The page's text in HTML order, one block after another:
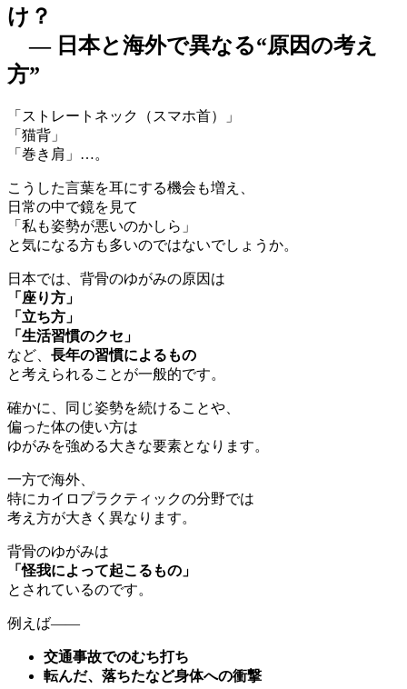
け？
― 日本と海外で異なる“原因の考え
方”
「ストレートネック（スマホ首）」
「猫背」
「巻き肩」…。
こうした言葉を耳にする機会も増え、
日常の中で鏡を見て
「私も姿勢が悪いのかしら」
と気になる方も多いのではないでしょうか。
日本では、背骨のゆがみの原因は
「座り方」
「立ち方」
「生活習慣のクセ」
など、 長年の習慣によるもの
と考えられることが一般的です。
確かに、同じ姿勢を続けることや、
偏った体の使い方は
ゆがみを強める大きな要素となります。
一方で海外、
特にカイロプラクティックの分野では
考え方が大きく異なります。
背骨のゆがみは
「怪我によって起こるもの」
とされているのです。
例えば――
交通事故でのむち打ち
転んだ、落ちたなど身体への衝撃